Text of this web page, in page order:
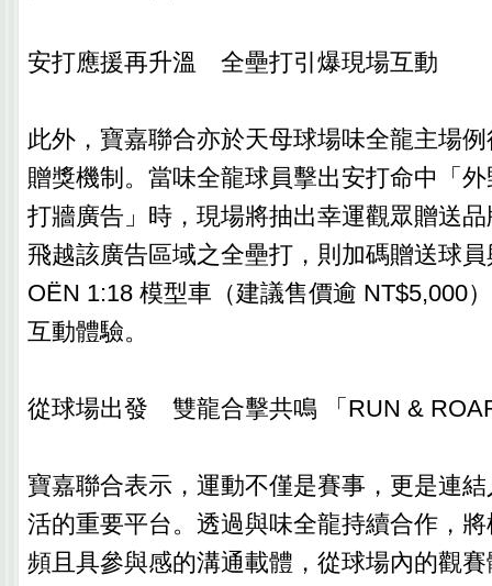
安打應援再升溫 全壘打引爆現場互動
此外，寶嘉聯合亦於天母球場味全龍主場
贈獎機制。當味全龍球員擊出安打命中「
打牆廣告」時，現場將抽出幸運觀眾贈送
飛越該廣告區域之全壘打，則加碼贈送球
OËN 1:18 模型車（建議售價逾 NT$5,000
互動體驗。
從球場出發 雙龍合擊共鳴 「RUN &
寶嘉聯合表示，運動不僅是賽事，更是連
活的重要平台。透過與味全龍持續合作，
頻且具參與感的溝通載體，從球場內的觀